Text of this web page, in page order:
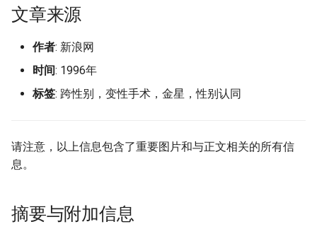
i
a
h
文章来源
作者: 新浪网
时间: 1996年
标签: 跨性别，变性手术，金星，性别认同
请注意，以上信息包含了重要图片和与正文相关的所有信
息。
摘要与附加信息